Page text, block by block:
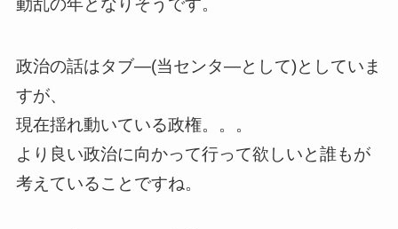
動乱の年となりそうです。
政治の話はタブ―(当センタ―として)としていま
すが、
現在揺れ動いている政権。。。
より良い政治に向かって行って欲しいと誰もが
考えていることですね。